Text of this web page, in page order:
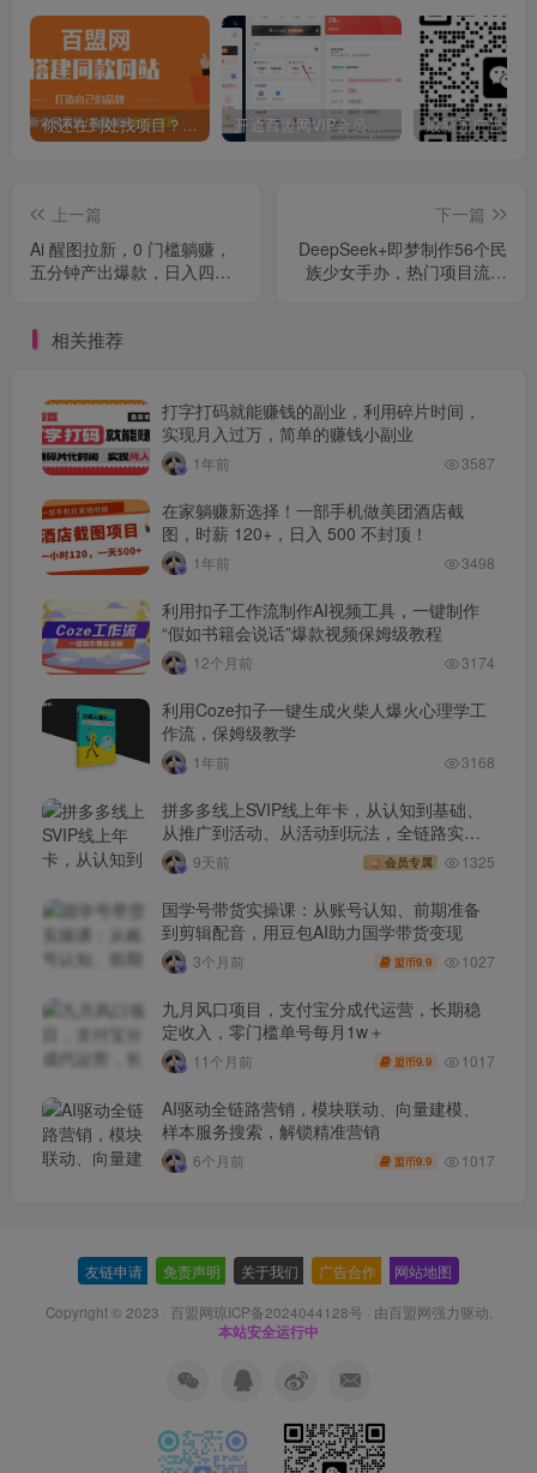
你还在到处找项目？还在当韭菜？我靠卖项目一个月收入5万+，曾经我也是个失败者。 开通百盟网VIP会员，尊享全站资源免费下载，享70%的推广提成！！【限时五折优惠】
上一篇
Ai 醒图拉新，0 门槛躺赚，
五分钟产出爆款，日入四位
下一篇
DeepSeek+即梦制作56个民
族少女手办，热门项目流量
相关推荐
打字打码就能赚钱的副业，利用碎片时间，
实现月入过万，简单的赚钱小副业
1年前 3587
在家躺赚新选择！一部手机做美团酒店截
图，时薪 120+，日入 500 不封顶！
1年前 3498
利用扣子工作流制作AI视频工具，一键制作
“假如书籍会说话”爆款视频保姆级教程
12个月前 3174
利用Coze扣子一键生成火柴人爆火心理学工
作流，保姆级教学
1年前 3168
拼多多线上SVIP线上年卡，从认知到基础、
从推广到活动、从活动到玩法，全链路实战
(260730)
9天前 会员专属 1325
国学号带货实操课：从账号认知、前期准备
到剪辑配音，用豆包AI助力国学带货变现
3个月前 盟币9.9 1027
九月风口项目，支付宝分成代运营，长期稳
定收入，零门槛单号每月1w＋
11个月前 盟币9.9 1017
AI驱动全链路营销，模块联动、向量建模、
样本服务搜索，解锁精准营销
6个月前 盟币9.9 1017
友链申请 免责声明 关于我们 广告合作 网站地图
Copyright © 2023 · 百盟网琼ICP备2024044128号 · 由百盟网强力驱动.
本站安全运行中